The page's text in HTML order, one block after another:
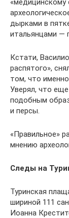
дырками в
итальянцами —
Кстати,
распятого»,
том, что
Уверял, что
подобным
и персы.
«Правильное»
мнению
Следы на
Туринская
шириной 111
Иоанна